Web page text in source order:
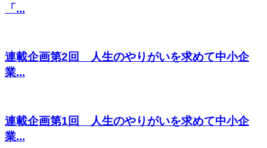
「...
連載企画第2回 人生のやりがいを求めて中小企
業...
連載企画第1回 人生のやりがいを求めて中小企
業...